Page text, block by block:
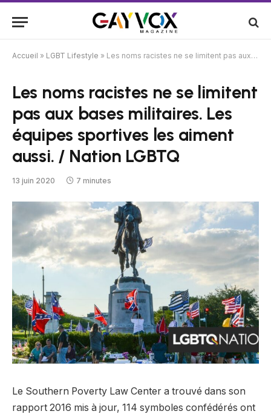
Accueil » LGBT Lifestyle » Les noms racistes ne se limitent pas aux bases militaires. Les équipes sportives les aiment aussi. / Nation LGBTQ
Les noms racistes ne se limitent
pas aux bases militaires. Les
équipes sportives les aiment
aussi. / Nation LGBTQ
13 juin 2020 7 minutes
Le Southern Poverty Law Center a trouvé dans son
rapport 2016 mis à jour, 114 symboles confédérés ont